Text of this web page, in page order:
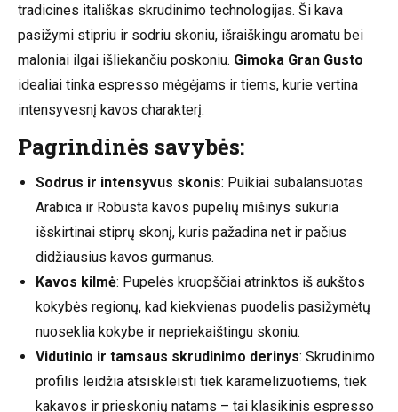
tradicines itališkas skrudinimo technologijas. Ši kava
pasižymi stipriu ir sodriu skoniu, išraiškingu aromatu bei
maloniai ilgai išliekančiu poskoniu. Gimoka Gran Gusto
idealiai tinka espresso mėgėjams ir tiems, kurie vertina
intensyvesnį kavos charakterį.
Pagrindinės savybės:
Sodrus ir intensyvus skonis: Puikiai subalansuotas
Arabica ir Robusta kavos pupelių mišinys sukuria
išskirtinai stiprų skonį, kuris pažadina net ir pačius
didžiausius kavos gurmanus.
Kavos kilmė: Pupelės kruopščiai atrinktos iš aukštos
kokybės regionų, kad kiekvienas puodelis pasižymėtų
nuoseklia kokybe ir nepriekaištingu skoniu.
Vidutinio ir tamsaus skrudinimo derinys: Skrudinimo
profilis leidžia atsiskleisti tiek karamelizuotiems, tiek
kakavos ir prieskonių natams – tai klasikinis espresso